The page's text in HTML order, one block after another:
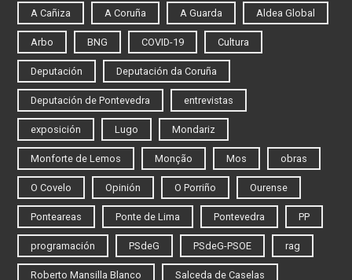
A Cañiza A Coruña A Guarda Aldea Global
Arbo BNG COVID-19 Cultura
Deputación Deputación da Coruña
Deputación de Pontevedra entrevistas
exposición Lugo Mondariz
Monforte de Lemos Monção Mos obras
O Covelo Opinión O Porriño Ourense
Ponteareas Ponte de Lima Pontevedra PP
programación PSdeG PSdeG-PSOE rag
Roberto Mansilla Blanco Salceda de Caselas